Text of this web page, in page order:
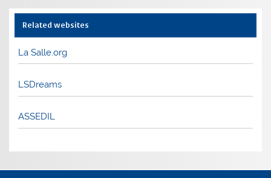
Related websites
La Salle.org
LSDreams
ASSEDIL